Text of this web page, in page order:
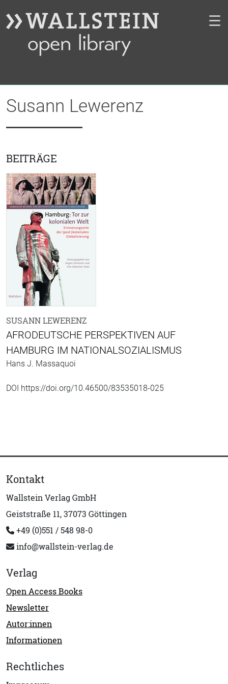
☰
Susann Lewerenz
BEITRÄGE
SUSANN LEWERENZ
AFRODEUTSCHE PERSPEKTIVEN AUF
HAMBURG IM NATIONALSOZIALISMUS
Hans J. Massaquoi
DOI https://doi.org/10.46500/83535018-025
Kontakt
Wallstein Verlag GmbH
Geiststraße 11, 37073 Göttingen
+49 (0)551 / 548 98-0
info@wallstein-verlag.de
Verlag
Open Access Books
Newsletter
Autor:innen
Informationen
Rechtliches